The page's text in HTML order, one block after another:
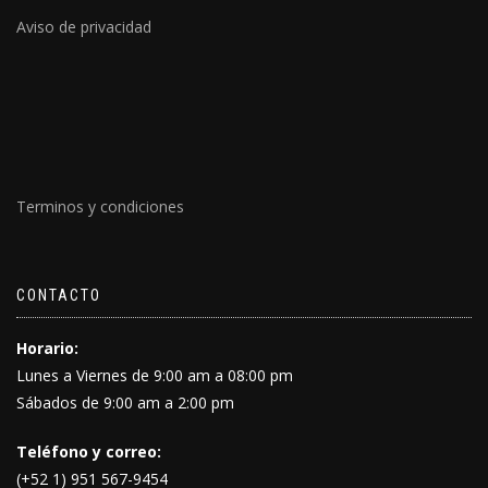
Aviso de privacidad
Terminos y condiciones
CONTACTO
Horario:
Lunes a Viernes de 9:00 am a 08:00 pm
Sábados de 9:00 am a 2:00 pm
Teléfono y correo:
(+52 1) 951 567-9454